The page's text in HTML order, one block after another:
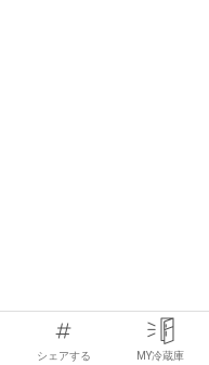
シェアする MY冷蔵庫